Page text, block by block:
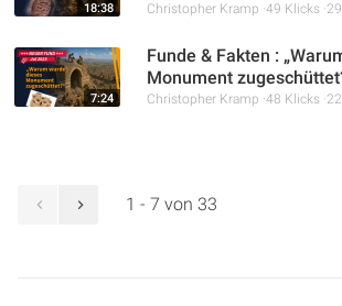
18:38 Christopher Kramp 49 Klicks
7:24
Funde & Fakten :
Monument
Christopher Kramp 48 Klicks
1 - 7 von 33